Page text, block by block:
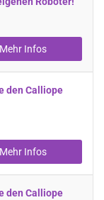
Mehr Infos
den Calliope
Mehr Infos
den Calliope